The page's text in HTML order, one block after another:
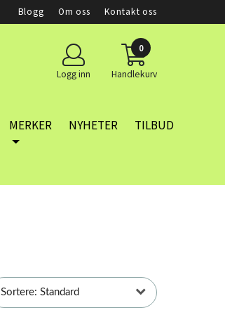
Blogg Om oss Kontakt oss
Logg inn
0
Handlekurv
MERKER NYHETER TILBUD
Sortere: Standard